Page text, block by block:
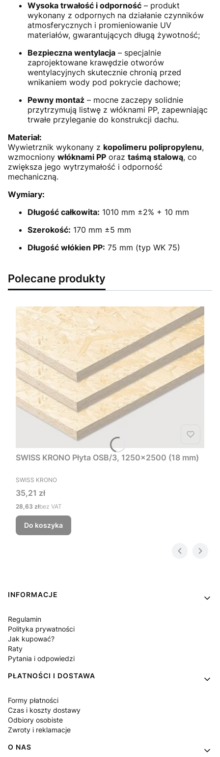
Wysoka trwałość i odporność – produkt
wykonany z odpornych na działanie czynników
atmosferycznych i promieniowanie UV
materiałów, gwarantujących długą żywotność;
Bezpieczna wentylacja – specjalnie
zaprojektowane krawędzie otworów
wentylacyjnych skutecznie chronią przed
wnikaniem wody pod pokrycie dachowe;
Pewny montaż – mocne zaczepy solidnie
przytrzymują listwę z włóknami PP, zapewniając
trwałe przyleganie do konstrukcji dachu.
Materiał:
Wywietrznik wykonany z kopolimeru polipropylenu,
wzmocniony włóknami PP oraz taśmą stalową, co
zwiększa jego wytrzymałość i odporność
mechaniczną.
Wymiary:
Długość całkowita: 1010 mm ±2% + 10 mm
Szerokość: 170 mm ±5 mm
Długość włókien PP: 75 mm (typ WK 75)
Polecane produkty
SWISS KRONO Płyta OSB/3, 1250x2500 (18 mm)
PRODUCENT
SWISS KRONO
Cena
35,21 zł
Cena
28,63 złbez VAT
Do koszyka
Linki w stopce
INFORMACJE
Regulamin
Polityka prywatności
Jak kupować?
Raty
Pytania i odpowiedzi
PŁATNOŚCI I DOSTAWA
Formy płatności
Czas i koszty dostawy
Odbiory osobiste
Zwroty i reklamacje
O NAS